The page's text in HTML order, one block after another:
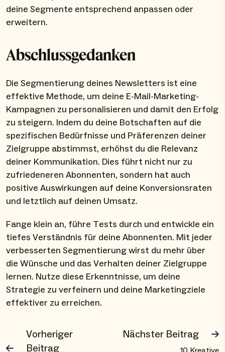
deine Segmente entsprechend anpassen oder
erweitern.
Abschlussgedanken
Die Segmentierung deines Newsletters ist eine
effektive Methode, um deine E-Mail-Marketing-
Kampagnen zu personalisieren und damit den Erfolg
zu steigern. Indem du deine Botschaften auf die
spezifischen Bedürfnisse und Präferenzen deiner
Zielgruppe abstimmst, erhöhst du die Relevanz
deiner Kommunikation. Dies führt nicht nur zu
zufriedeneren Abonnenten, sondern hat auch
positive Auswirkungen auf deine Konversionsraten
und letztlich auf deinen Umsatz.
Fange klein an, führe Tests durch und entwickle ein
tiefes Verständnis für deine Abonnenten. Mit jeder
verbesserten Segmentierung wirst du mehr über
die Wünsche und das Verhalten deiner Zielgruppe
lernen. Nutze diese Erkenntnisse, um deine
Strategie zu verfeinern und deine Marketingziele
effektiver zu erreichen.
Vorheriger
Beitrag
Nächster Beitrag